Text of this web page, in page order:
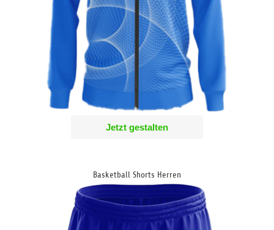
Jetzt gestalten
Basketball Shorts Herren